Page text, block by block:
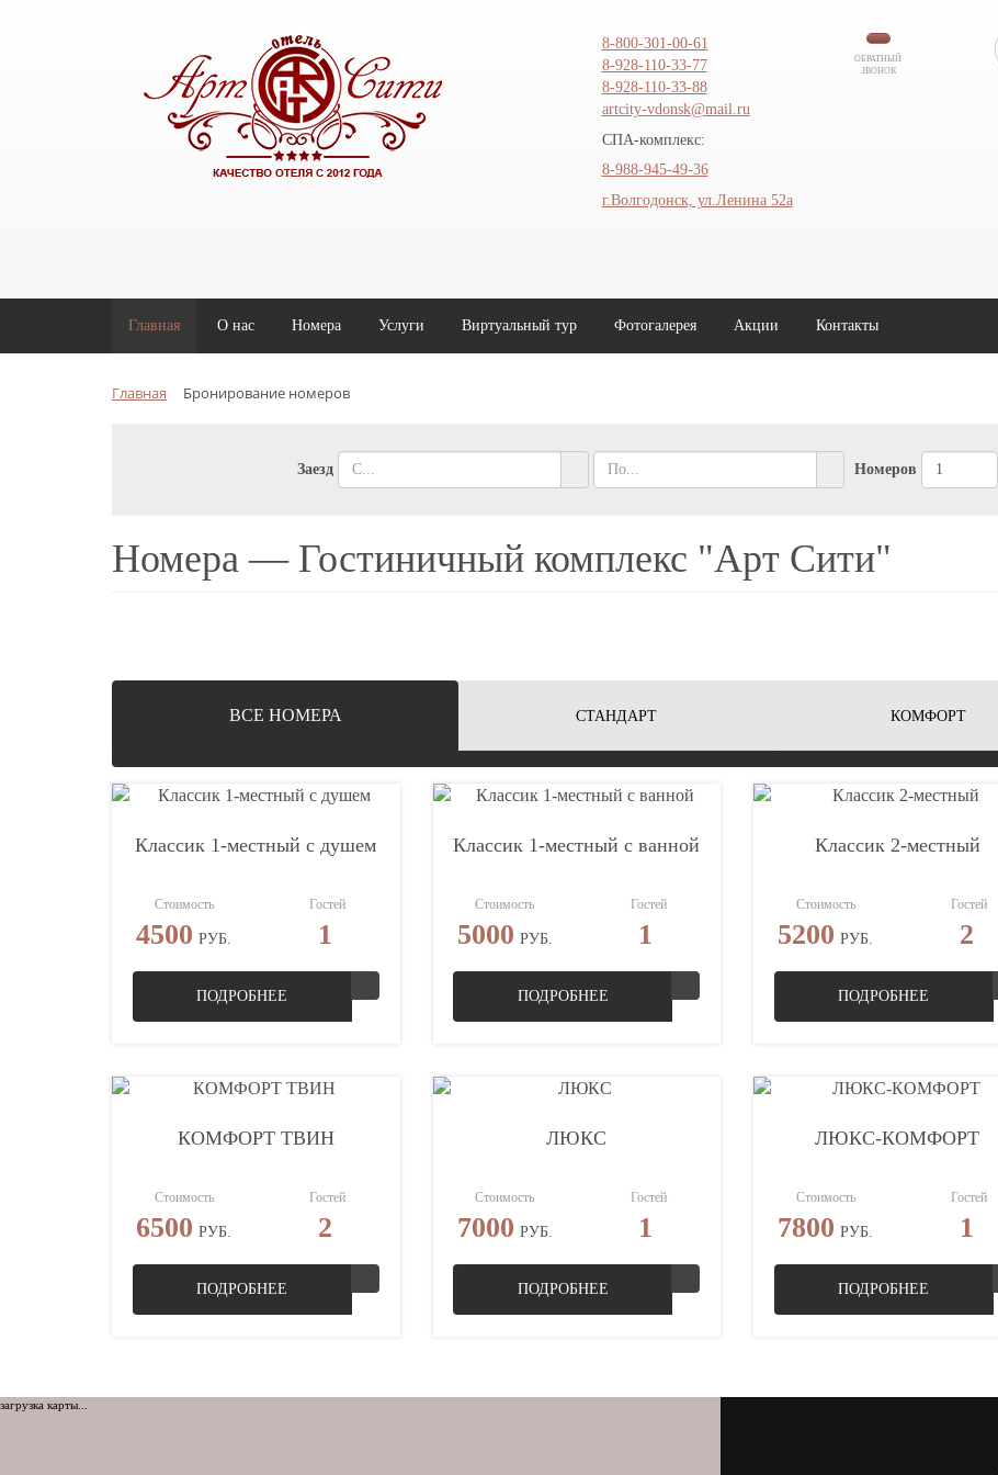
8-800-301-00-61
8-928-110-33-77
8-928-110-33-88
artcity-vdonsk@mail.ru
СПА-комплекс:
8-988-945-49-36
г.Волгодонск, ул.Ленина 52а
ОБРАТНЫЙ
ЗВОНОК
Главная O нас Номера Услуги Виртуальный тур Фотогалерея Акции Контакты
Главная Бронирование номеров
Заезд Номеров
Номера — Гостиничный комплекс "Арт Сити"
ВCЕ НОМЕРА СТАНДАРТ КОМФОРТ
Классик 1-местный с душем
Стоимость
4500 РУБ.
Гостей
1
ПОДРОБНЕЕ
Классик 1-местный с ванной
Стоимость
5000 РУБ.
Гостей
1
ПОДРОБНЕЕ
Классик 2-местный
Стоимость
5200 РУБ.
Гостей
2
ПОДРОБНЕЕ
КОМФОРТ ТВИН
Стоимость
6500 РУБ.
Гостей
2
ПОДРОБНЕЕ
ЛЮКС
Стоимость
7000 РУБ.
Гостей
1
ПОДРОБНЕЕ
ЛЮКС-КОМФОРТ
Стоимость
7800 РУБ.
Гостей
1
ПОДРОБНЕЕ
загрузка карты...